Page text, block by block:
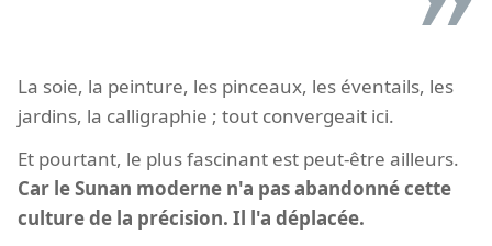
La soie, la peinture, les pinceaux, les éventails, les
jardins, la calligraphie ; tout convergeait ici.
Et pourtant, le plus fascinant est peut-être ailleurs.
Car le Sunan moderne n'a pas abandonné cette
culture de la précision. Il l'a déplacée.